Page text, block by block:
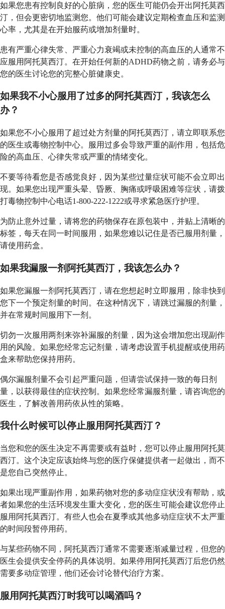
如果您患有控制良好的心脏病，您的医生可能仍会开出阿托莫西
汀，但会更密切地监测您。他们可能会建议定期检查血压和监测
心率，尤其是在开始服药或增加剂量时。
患有严重心律失常、严重心力衰竭或未控制的高血压的人通常不
应服用阿托莫西汀。在开始任何新的ADHD药物之前，请务必与
您的医生讨论您的完整心脏健康史。
如果我不小心服用了过多的阿托莫西汀，我该怎么
办？
如果您不小心服用了超过处方剂量的阿托莫西汀，请立即联系您
的医生或毒物控制中心。服用过多会导致严重的副作用，包括危
险的高血压、心律失常或严重的情绪变化。
不要等待看您是否感觉良好，因为某些过量症状可能不会立即出
现。如果您出现严重头晕、昏厥、胸痛或呼吸困难等症状，请拨
打毒物控制中心电话1-800-222-1222或寻求紧急医疗护理。
为防止意外过量，请将您的药物保存在原包装中，并贴上清晰的
标签，每天在同一时间服用，如果您难以记住是否已服用剂量，
请使用药盒。
如果我漏服一剂阿托莫西汀，我该怎么办？
如果您漏服一剂阿托莫西汀，请在您想起时立即服用，除非快到
您下一个预定剂量的时间。在这种情况下，请跳过漏服的剂量，
并在常规时间服用下一剂。
切勿一次服用两剂来弥补漏服的剂量，因为这会增加您出现副作
用的风险。如果您经常忘记剂量，请考虑设置手机提醒或使用药
盒来帮助您保持用药。
偶尔漏服剂量不会引起严重问题，但请尝试保持一致的每日剂
量，以获得最佳的症状控制。如果您经常漏服剂量，请咨询您的
医生，了解改善用药依从性的策略。
我什么时候可以停止服用阿托莫西汀？
当您和您的医生决定不再需要或有益时，您可以停止服用阿托莫
西汀。这个决定应该始终与您的医疗保健提供者一起做出，而不
是您自己突然停止。
如果出现严重副作用，如果药物对您的多动症症状没有帮助，或
者如果您的生活环境发生重大变化，您的医生可能会建议您停止
服用阿托莫西汀。有些人也会在夏季或其他多动症症状不太严重
的时间段暂停用药。
与某些药物不同，阿托莫西汀通常不需要逐渐减量过程，但您的
医生会提供安全停药的具体说明。如果停用阿托莫西汀后您仍然
需要多动症管理，他们还会讨论替代治疗方案。
服用阿托莫西汀时我可以喝酒吗？